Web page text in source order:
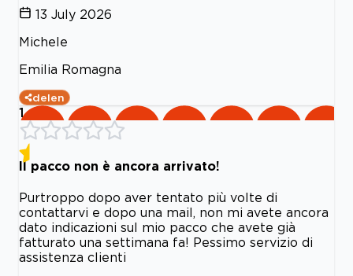
13 July 2026
Michele
Emilia Romagna
delen
1
Il pacco non è ancora arrivato!
Purtroppo dopo aver tentato più volte di
contattarvi e dopo una mail, non mi avete ancora
dato indicazioni sul mio pacco che avete già
fatturato una settimana fa! Pessimo servizio di
assistenza clienti